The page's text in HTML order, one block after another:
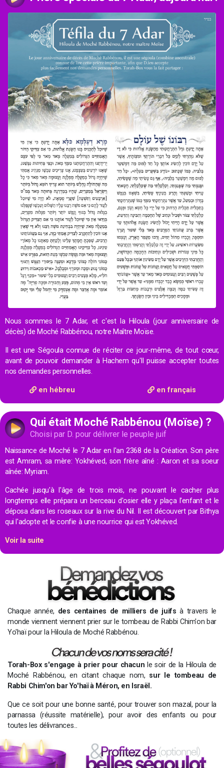
Deborah A.
Jessica R.
Carla N.
Déborah B.
Corinne A.
Myriam Haya A.
Taly W.
Charles C.
Stephanie L.
Nous sommes le 7 Adar, et c'est la Hiloula (jour anniversaire de
décès) de Moché Rabbénou, notre Maître Moïse.
Il est une Ségoula connue de réciter ce jour-même, de tout cœur,
avant de pouvoir demander à Hachem qu'Il puisse accepter toutes
nos demandes personnelles.
en hébreu en français
Qui était Moché Rabbénou (Moïse) ?
Choisi par D. pour délivrer le peuple juif
Naissance de Moché le 7 Adar en l'an 2368 de la Création. Son père
est Amram, sa mère: Yokhéved, son frère aîné : Aaron et sa soeur
aînée: Myriam.
Cachée jusqu'à l'âge de trois mois, ne pouvant le cacher plus
longtemps elle prépara un berceau d'osier elle y plaça l'enfant et le
déposa dans les roseaux sur la rive du Nil. Il est découvert par Bithya
qui l'adopte et le confie à une nourrice qui est Yokhéved.
Voir la suite
Chaque année, des centaines de milliers de juifs à travers le
monde viennent viennent prier sur le tombeau de Rabbi Chim'on bar
Yo'haï pour la Hiloula de Moché Rabbénou.
Torah-Box s'engage à prier pour chacun le soir de la Hiloula de
Moché Rabbénou, en citant chaque nom, sur le tombeau de
Rabbi Chim'on bar Yo'haï à Méron, en Israël.
Que ce soit pour une bonne santé, pour trouver son mazal, pour la
parnassa (réussite matérielle), pour avoir des enfants ou pour
toutes les délivrances...